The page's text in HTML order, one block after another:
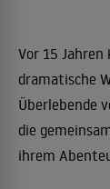
Vor 15 Jahren
dramatische
Überlebende
die
ihrem